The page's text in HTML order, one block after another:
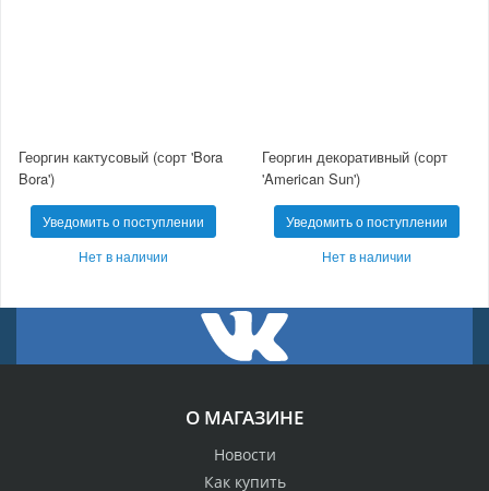
Георгин кактусовый (сорт 'Bora
Bora')
Уведомить о поступлении
Нет в наличии
Георгин декоративный (сорт
'American Sun')
Уведомить о поступлении
Нет в наличии
О МАГАЗИНЕ
Новости
Как купить